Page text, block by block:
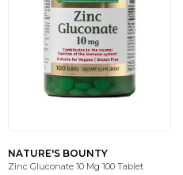
NATURE'S BOUNTY
Zinc Gluconate 10 Mg 100 Tablet